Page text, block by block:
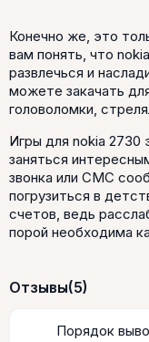
Конечно же, это
вам понять, что
развлечься и
можете закачать
головоломки,
Игры для nokia 2730
заняться
звонка или СМС
погрузиться в
счетов, ведь
порой необходима
Отзывы(5)
Порядок